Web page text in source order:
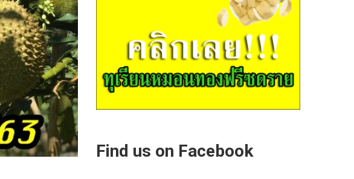
Find us on Facebook